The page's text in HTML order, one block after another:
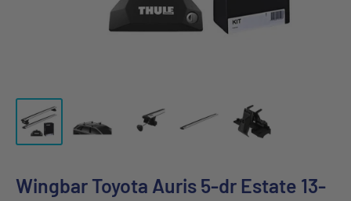
Wingbar Toyota Auris 5-dr Estate 13-